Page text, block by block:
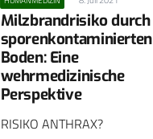
Milzbrandrisiko durch
sporenkontaminierten
Boden: Eine
wehrmedizinische
Perspektive
RISIKO ANTHRAX?